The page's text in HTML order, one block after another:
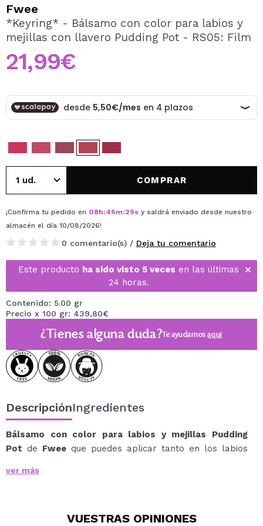
Al crear una cuenta en Maquillalia.com podrás realizar
tus compras rápidamente, revisar el estado de tus
Fwee
*Keyring* - Bálsamo con color para labios y
mejillas con llavero Pudding Pot - RS05: Film
21,99€
COMPRAR
¡Confirma tu pedido en 08h:46m:29s y saldrá enviado desde nuestro
almacén el día 10/08/2026!
0 comentario(s) / Deja tu comentario
Este producto ha sido visto 5 veces en las últimas
24 horas.
Contenido: 5.00 gr
Precio x 100 gr: 439,80€
¿Tienes alguna duda?Te ayudamosaquí
DescripciónIngredientes
Bálsamo con color para labios y mejillas Pudding
Pot de Fwee que puedes aplicar tanto en los labios
difuminado.
ver más
VUESTRAS OPINIONES